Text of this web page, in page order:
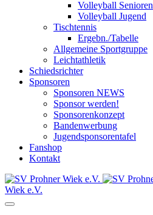
Volleyball Senioren
Volleyball Jugend
Tischtennis
Ergebn./Tabelle
Allgemeine Sportgruppe
Leichtathletik
Schiedsrichter
Sponsoren
Sponsoren NEWS
Sponsor werden!
Sponsorenkonzept
Bandenwerbung
Jugendsponsorentafel
Fanshop
Kontakt
Wiek e.V.